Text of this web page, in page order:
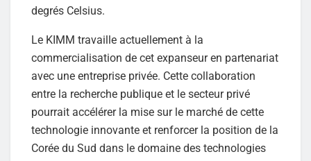
degrés Celsius.
Le KIMM travaille actuellement à la
commercialisation de cet expanseur en partenariat
avec une entreprise privée. Cette collaboration
entre la recherche publique et le secteur privé
pourrait accélérer la mise sur le marché de cette
technologie innovante et renforcer la position de la
Corée du Sud dans le domaine des technologies